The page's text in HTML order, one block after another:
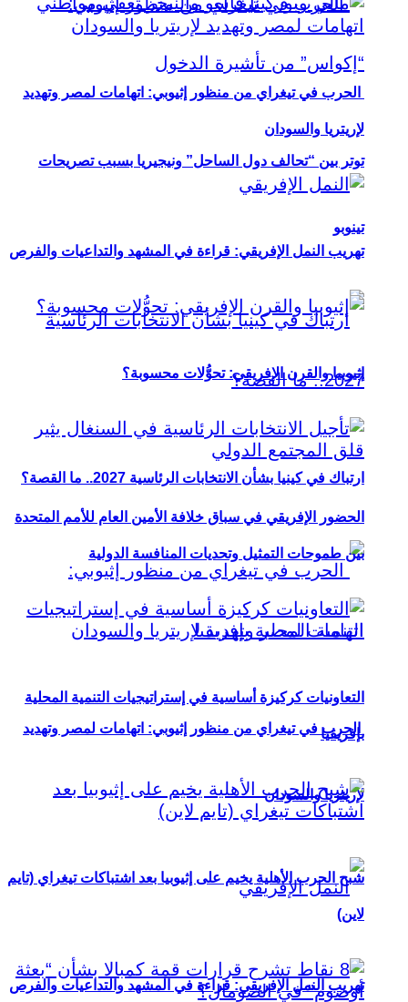
توتر بين “تحالف دول الساحل” ونيجيريا بسبب تصريحات
تينوبو
ارتباك في كينيا بشأن الانتخابات الرئاسية 2027.. ما القصة؟
الحرب في تيغراي من منظور إثيوبي: اتهامات لمصر وتهديد
لإريتريا والسودان
تهريب النمل الإفريقي: قراءة في المشهد والتداعيات والفرص
الحرب في تيغراي من منظور إثيوبي: اتهامات لمصر وتهديد
لإريتريا والسودان
تهريب النمل الإفريقي: قراءة في المشهد والتداعيات والفرص
إثيوبيا والقرن الإفريقي: تحوُّلات محسوبة؟
الحضور الإفريقي في سباق خلافة الأمين العام للأمم المتحدة
بين طموحات التمثيل وتحديات المنافسة الدولية
التعاونيات كركيزة أساسية في إستراتيجيات التنمية المحلية
بإفريقيا
شبح الحرب الأهلية يخيم على إثيوبيا بعد اشتباكات تيغراي (تايم
لاين)